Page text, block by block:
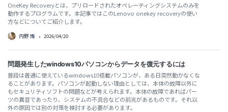
OneKey Recoveryとは、プリロードされたオペレーティングシステムのみを
動作するプログラムです。本記事ではこのLenovo onekey recoveryの使い
方などについてご紹介します。
内野 博 • 2026/04/20
問題発生したwindows10パソコンからデータを復元するには
普段は普通に使えているwindows10搭載パソコンが、ある日突然動かなくな
ることがあります。パソコンが起動しない理由としては、本体の故障以外に
もセキュリティソフトの問題などが考えられます。本体の故障であればパー
ツの異音であったり、システムの不具合などの前兆があるものです。それ以
外の原因では別の対策を検討する必要があります。